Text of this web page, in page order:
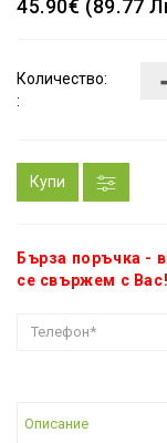
45.90€ (89.77
Количество:
:
Купи
Бърза поръчка -
се свържем с Вас!
Описание